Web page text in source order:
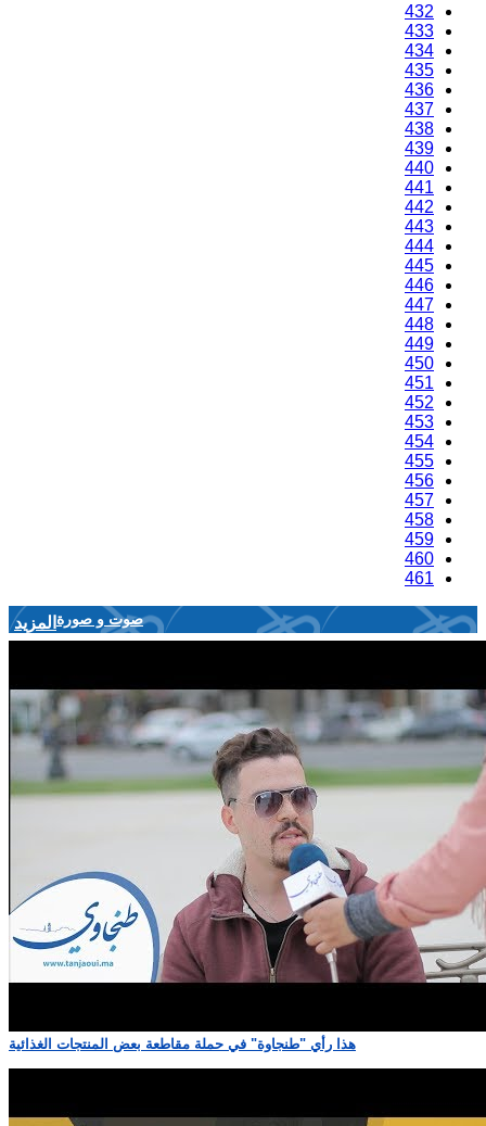
432
433
434
435
436
437
438
439
440
441
442
443
444
445
446
447
448
449
450
451
452
453
454
455
456
457
458
459
460
461
المزيد صوت و صورة
هذا رأي "طنجاوة" في حملة مقاطعة بعض المنتجات الغذائية